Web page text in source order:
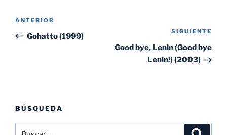
entradas
Entrada
anterior:
ANTERIOR
Gohatto (1999)
SIGUIENTE
Good bye, Lenin (Good bye
Lenin!) (2003)
BÚSQUEDA